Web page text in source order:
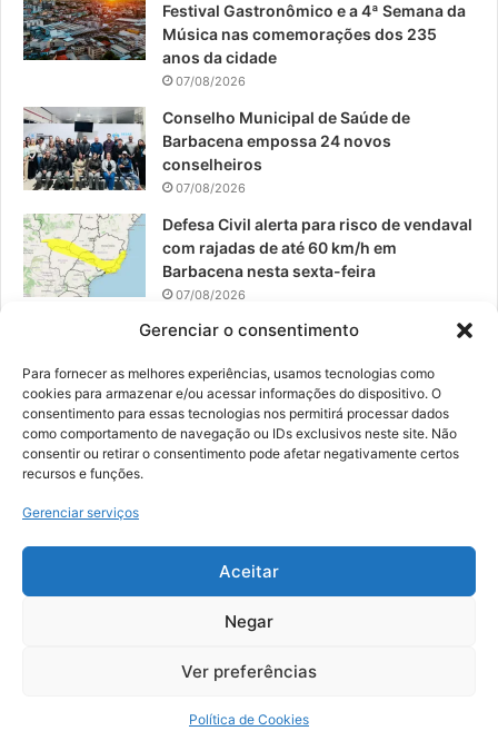
Gerenciar o consentimento
Para fornecer as melhores experiências, usamos tecnologias como
cookies para armazenar e/ou acessar informações do dispositivo. O
consentimento para essas tecnologias nos permitirá processar dados
como comportamento de navegação ou IDs exclusivos neste site. Não
consentir ou retirar o consentimento pode afetar negativamente certos
recursos e funções.
Gerenciar serviços
Aceitar
Negar
Ver preferências
Política de Cookies
k
a
Festival Gastronômico e a 4ª Semana da
Música nas comemorações dos 235
anos da cidade
07/08/2026
Conselho Municipal de Saúde de
Barbacena empossa 24 novos
conselheiros
07/08/2026
Defesa Civil alerta para risco de vendaval
com rajadas de até 60 km/h em
Barbacena nesta sexta-feira
07/08/2026
EPCAR tem a melhor nota do IDEB no
06/08/2026
© 2026, Todos os direitos reservados | Desenvolvido por:
Digital Business| Hospedado por:NP Publicidade
Fale Conosco
Sobre Nós
Política de Segurança e Privacidade
Facebook
YouTubeInstagram